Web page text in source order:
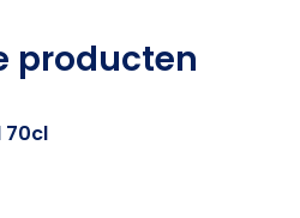
producten
70cl